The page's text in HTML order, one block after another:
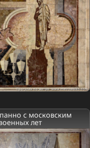
с московским
лет